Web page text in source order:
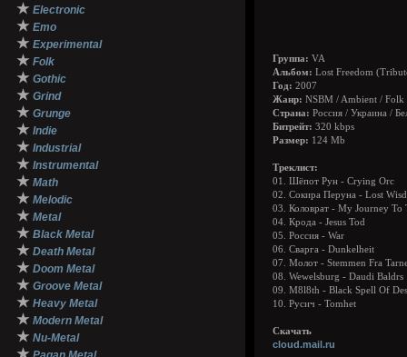
★ Electronic
★ Emo
★ Experimental
★ Folk
★ Gothic
★ Grind
★ Grunge
★ Indie
★ Industrial
★ Instrumental
★ Math
★ Melodic
★ Metal
★ Black Metal
★ Death Metal
★ Doom Metal
★ Groove Metal
★ Heavy Metal
★ Modern Metal
★ Nu-Metal
★
Группа: VA
Альбом: Lost Freedom
Год: 2007
Жанр: NSBM / Ambient / Folk
Страна: Россия / Украина /
Битрейт: 320 kbps
Размер: 124 Mb
Треклист:
01. Шёпот Рун - Crying Orc
02. Сокира Перуна - Lost
03. Коловрат - My Journey To
04. Крода - Jesus Tod
05. Россия - War
06. Сварга - Dunkelheit
07. Молот - Stemmen Fra
08. Wewelsburg - Daudi Baldrs
09. M8l8th - Black Spell Of
10. Русич - Tomhet
Скачать
cloud.mail.ru